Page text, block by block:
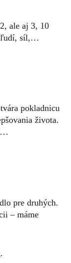
ale aj 3, 10
ľudí, síl,…
pokladnicu
života.
pre druhých.
– máme
.